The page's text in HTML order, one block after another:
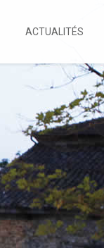
ACTUALITÉS